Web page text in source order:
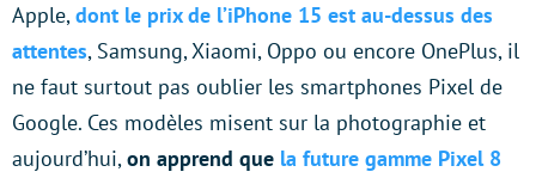
Apple,dont le prix de l’iPhone 15 est au-dessus des
attentes, Samsung, Xiaomi, Oppo ou encore OnePlus, il
ne faut surtout pas oublier les smartphones Pixel de
Google. Ces modèles misent sur la photographie et
aujourd’hui,on apprend que la future gamme Pixel 8